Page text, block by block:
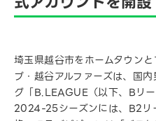
埼玉県越谷市をホームタウン
ブ・越谷アルファーズは、国
グ「B.LEAGUE（以下、Bリー
2024-25シーズンには、B2リ